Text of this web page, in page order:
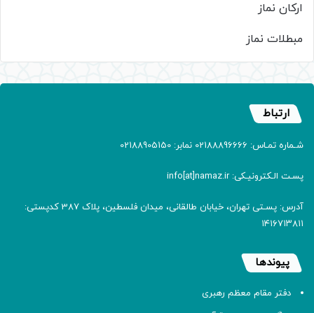
ارکان نماز
مبطلات نماز
ارتباط
شـماره تمـاس: 02188896666 نمابر: 02188905150
پسـت الـکترونیـکی: info[at]namaz.ir
آدرس: پسـتی تهران، خیابان طالقانی، میدان فلسطین، پلاک 387 کدپستی:
۱۴۱۶۷۱۳۸۱۱
پیوندها
دفتر مقام معظم رهبری